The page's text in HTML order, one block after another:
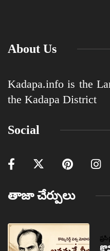
About Us
Kadapa.info is the
the Kadapa District
Social
తాజా చేర్పులు